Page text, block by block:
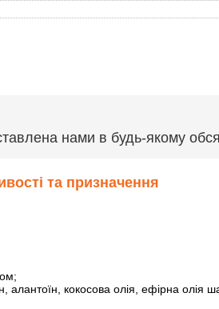
нами в будь-якому
та призначення
алантоїн, кокосова олія, ефірна олія